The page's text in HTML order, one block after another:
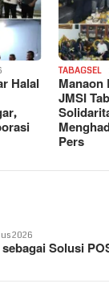
Halal
TABAGSEL
JMSI
Pers
2026
Solusi